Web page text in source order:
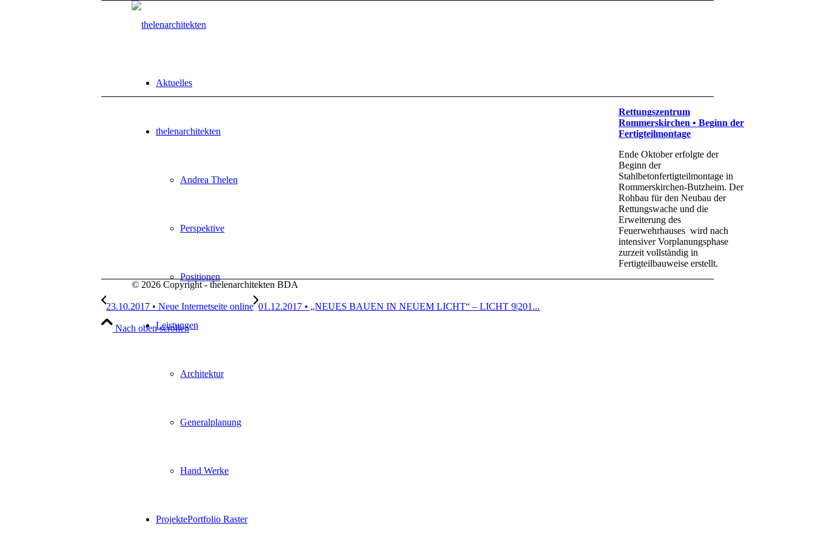
Aktuelles
thelenarchitekten
Andrea Thelen
Perspektive
Positionen
Leistungen
Architektur
Generalplanung
Hand Werke
ProjektePortfolio Raster
Rettungszentrum
Rommerskirchen • Beginn der
Fertigteilmontage
Ende Oktober erfolgte der
Beginn der
Stahlbetonfertigteilmontage in
Rommerskirchen-Butzheim. Der
Rohbau für den Neubau der
Rettungswache und die
Erweiterung des
Feuerwehrhauses wird nach
intensiver Vorplanungsphase
zurzeit vollständig in
Fertigteilbauweise erstellt.
© 2026 Copyright - thelenarchitekten BDA
23.10.2017 • Neue Internetseite online 01.12.2017 • „NEUES BAUEN IN NEUEM LICHT“ – LICHT 9|201...
Nach oben scrollen